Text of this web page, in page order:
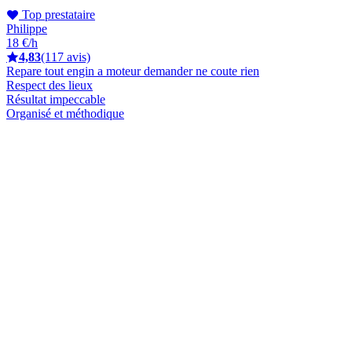
Top prestataire
Philippe
18 €/h
4,83(117 avis)
Repare tout engin a moteur demander ne coute rien
Respect des lieux
Résultat impeccable
Organisé et méthodique